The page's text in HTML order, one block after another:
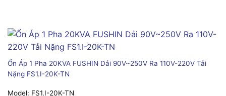
Ổn Áp 1 Pha 20KVA FUSHIN Dải 90V~250V Ra 110V-220V Tải
Nặng FS1.I-20K-TN
Model: FS1.I-20K-TN